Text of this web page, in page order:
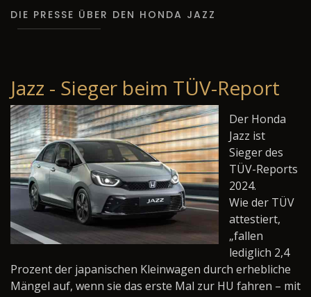
DIE PRESSE ÜBER DEN HONDA JAZZ
Jazz - Sieger beim TÜV-Report
Der Honda
Jazz ist
Sieger des
TÜV-Reports
2024.
Wie der TÜV
attestiert,
„fallen
lediglich 2,4
Prozent der japanischen Kleinwagen durch erhebliche
Mängel auf, wenn sie das erste Mal zur HU fahren – mit